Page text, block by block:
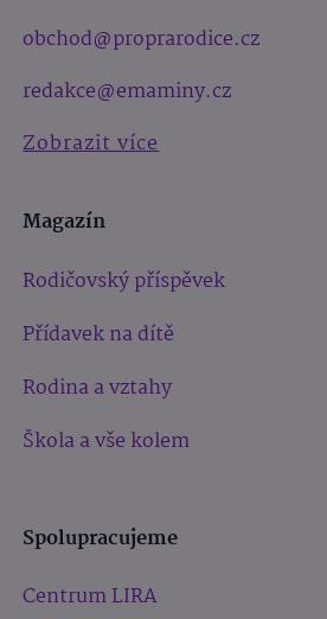
obchod@proprarodice.cz
redakce@emaminy.cz
Zobrazit více
Magazín
Rodičovský příspěvek
Přídavek na dítě
Rodina a vztahy
Škola a vše kolem
Spolupracujeme
Centrum LIRA